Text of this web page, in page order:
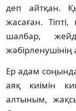
деп айтқан.
жасаған.
шалбар,
жәбірленушінің
Ер адам
аяқ киімін
алтыным,